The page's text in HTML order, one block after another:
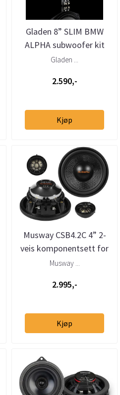
Gladen 8” SLIM BMW
ALPHA subwoofer kit
130/260W til BMW
Gladen ...
2.590,-
Kjøp
Musway CSB4.2C 4” 2-
veis komponentsett for
BMW/Mini
Musway ...
2.995,-
Kjøp